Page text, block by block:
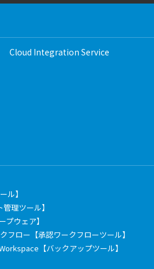
Cloud Integration Service
ル】
理ツール】
ウェア】
フロー【承認ワークフローツール】
【バックアップツール】